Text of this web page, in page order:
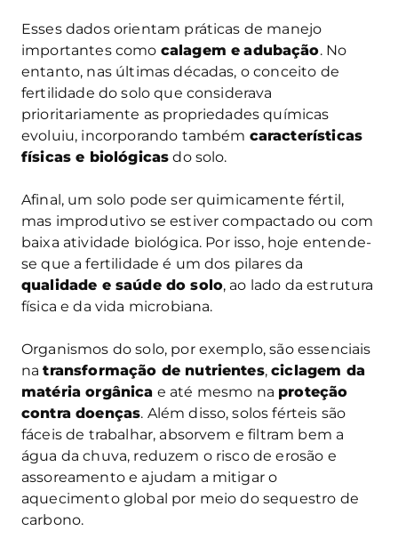
Esses dados orientam práticas de manejo
importantes como calagem e adubação. No
entanto, nas últimas décadas, o conceito de
fertilidade do solo que considerava
prioritariamente as propriedades químicas
evoluiu, incorporando também características
físicas e biológicas do solo.
Afinal, um solo pode ser quimicamente fértil,
mas improdutivo se estiver compactado ou com
baixa atividade biológica. Por isso, hoje entende-
se que a fertilidade é um dos pilares da
qualidade e saúde do solo, ao lado da estrutura
física e da vida microbiana.
Organismos do solo, por exemplo, são essenciais
natransformação de nutrientes,ciclagem da
matéria orgânica e até mesmo na proteção
contra doenças. Além disso, solos férteis são
fáceis de trabalhar, absorvem e filtram bem a
água da chuva, reduzem o risco de erosão e
assoreamento e ajudam a mitigar o
aquecimento global por meio do sequestro de
carbono.